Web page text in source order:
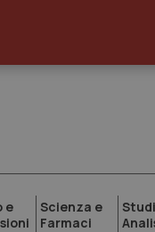
e
Scienza e
Farmaci